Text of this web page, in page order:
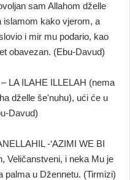
sam Allahom dželle
islamom kako vjerom, a
i mir mu podario, kao
obavezan. (Ebu-Davud)
LA ILAHE ILLELAH (nema
dželle še'nuhu), ući će u
Davud)
-‘AZIMI WE BI
Veličanstveni, i neka Mu je
palma u Džennetu. (Tirmizi)